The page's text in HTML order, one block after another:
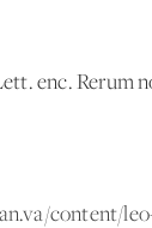
enc. Rerum
content/